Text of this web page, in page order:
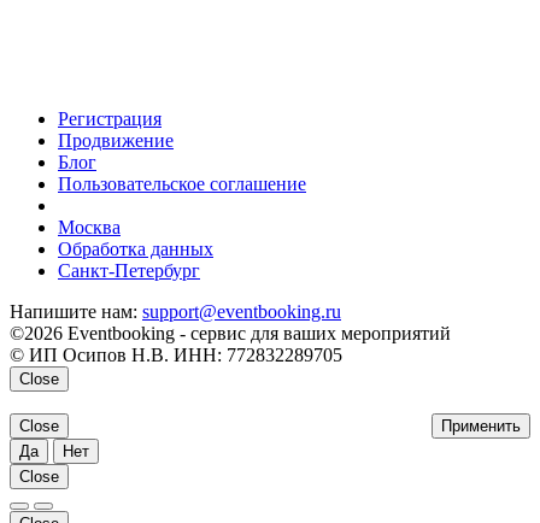
Регистрация
Продвижение
Блог
Пользовательское соглашение
Москва
Обработка данных
Санкт-Петербург
Напишите нам: support@eventbooking.ru
©2026 Eventbooking - сервис для ваших мероприятий
© ИП Осипов Н.В. ИНН: 772832289705
Close
Применить
Close
Да
Нет
Close